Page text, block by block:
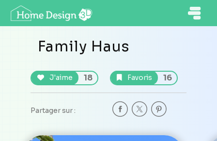
Family Haus
J'aime 18 Favoris 16
Partager sur :